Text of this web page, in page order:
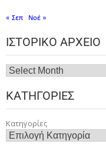
« Σεπ Νοέ »
ΙΣΤΟΡΙΚΌ ΑΡΧΕΊΟ
ΚΑΤΗΓΟΡΊΕΣ
Κατηγορίες